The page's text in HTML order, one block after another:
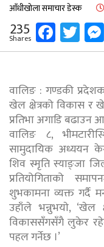
आँधीखोला समाचार डेस्क
235
Shares
वालिङ : गण्डकी
खेल क्षेत्रको विकास र
प्रतिभा अगाडि
वालिङ ८,
सामुदायिक अध्ययन
शिव स्मृति स्याङ्जा
प्रतियोगिताको
शुभकामना व्यक्त गर्दै
उहाँले भन्नुभयाे, ‘खेल
विकाससँगसँगै लुकेर
पहल गर्नेछ ।’